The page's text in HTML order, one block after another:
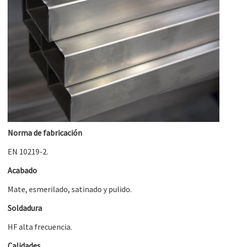
Norma de fabricación
EN 10219-2.
Acabado
Mate, esmerilado, satinado y pulido.
Soldadura
HF alta frecuencia.